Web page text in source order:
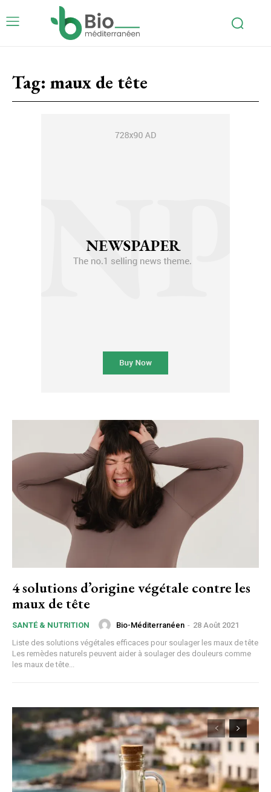
Tag: maux de tête
4 solutions d’origine végétale contre les
maux de tête
SANTÉ & NUTRITION Bio-Méditerranéen - 28 Août 2021
Liste des solutions végétales efficaces pour soulager les maux de tête
Les remèdes naturels peuvent aider à soulager des douleurs comme
les maux de tête...